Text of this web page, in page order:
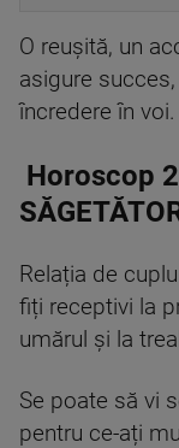
O reușită, un
asigure
încredere în voi.
Horoscop
Relația de
fiți receptivi la
umărul și la
Se poate să vi
pentru ce-ați